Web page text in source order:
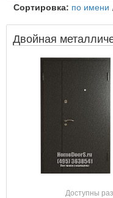
Сортировка: по имени
Двойная
Доступны